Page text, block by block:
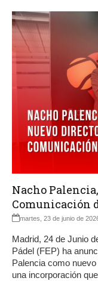
Nacho
Comunicación
martes, 23 de junio de
Madrid, 24 de Junio
Pádel (FEP) ha
Palencia como
una incorporación